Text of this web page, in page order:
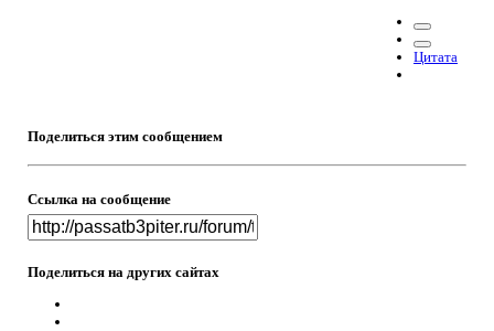
Цитата
Поделиться этим сообщением
Ссылка на сообщение
Поделиться на других сайтах